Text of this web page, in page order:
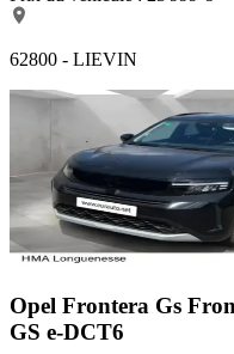
62800 - LIEVIN
Opel Frontera Gs
GS e-DCT6